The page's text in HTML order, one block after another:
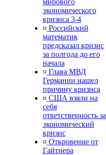
мирового
экономического
кризиса 3-4
¤ Российский
математик
предсказал кризис
за полгода до его
начала
¤ Глава МВД
Германии нашел
причину кризиса
¤ США взяли на
себя
ответственность за
экономический
кризис
¤ Откровение от
Гайтнера